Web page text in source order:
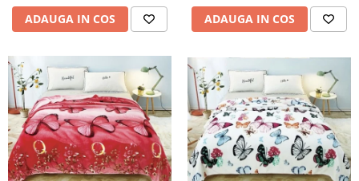
ADAUGA IN COS ADAUGA IN COS